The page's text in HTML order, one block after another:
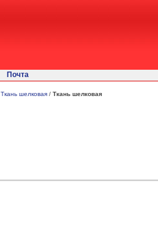
Ткань шелковая / Ткань шелковая
Почта